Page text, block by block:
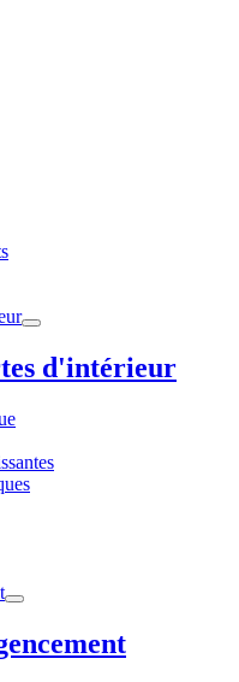
d'intérieur